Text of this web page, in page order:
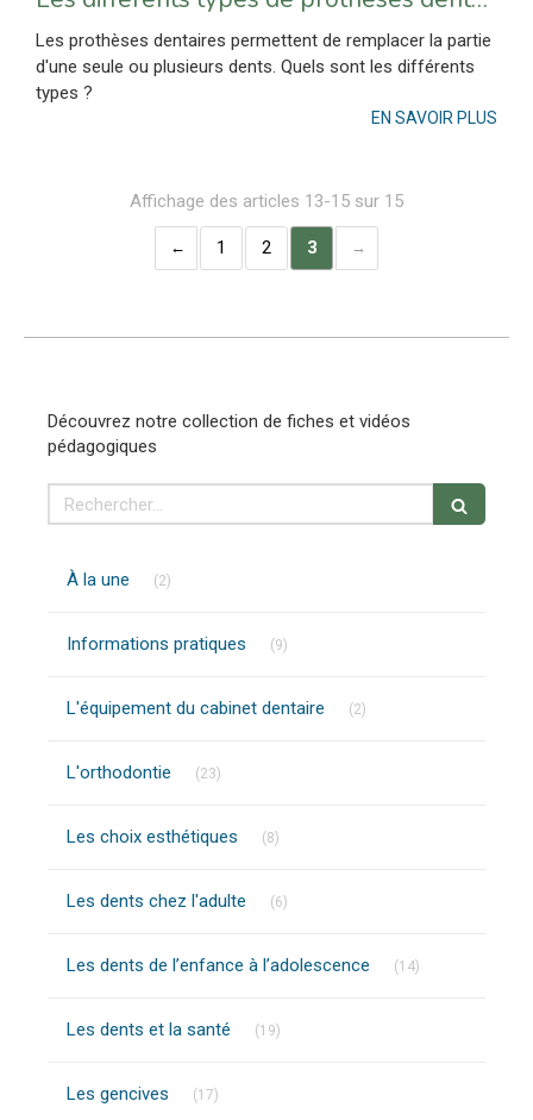
Les prothèses dentaires permettent de remplacer la partie
d'une seule ou plusieurs dents. Quels sont les différents
types ?
EN SAVOIR PLUS
Affichage des articles 13-15 sur 15
1 2 3
Découvrez notre collection de fiches et vidéos
pédagogiques
Rechercher
À la une (2)
Informations pratiques (9)
L'équipement du cabinet dentaire (2)
L'orthodontie (23)
Les choix esthétiques (8)
Les dents chez l'adulte (6)
Les dents de l’enfance à l’adolescence (14)
Les dents et la santé (19)
Les gencives (17)